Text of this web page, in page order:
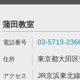
蒲田教室
03-5713-
東京都大田
JR京浜東北